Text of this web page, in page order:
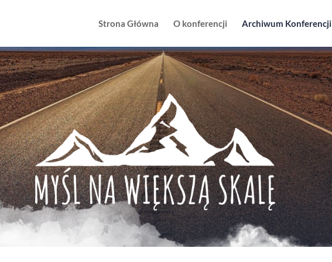
Strona Główna O konferencji Archiwum Konferencji